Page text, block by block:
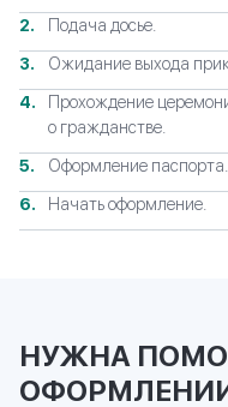
Подача досье.
Ожидание выхода
Прохождение
о гражданстве.
Оформление паспорта.
Начать оформление.
НУЖНА